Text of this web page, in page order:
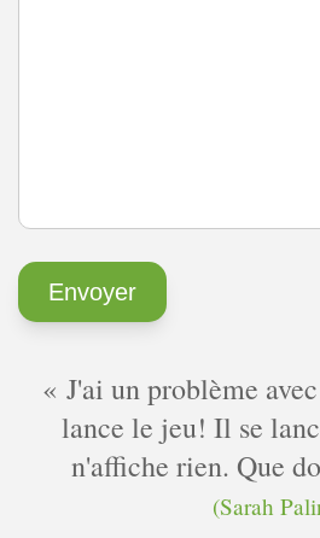
J'ai un problème
lance le jeu! Il se
n'affiche rien. Que
(Sarah